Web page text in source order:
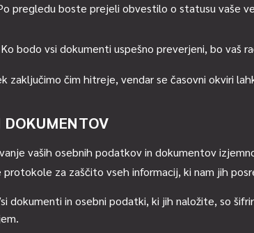
pregledu boste prejeli obvestilo o statusu vaše
Ko bodo vsi dokumenti uspešno preverjeni, bo vaš
zaključimo čim hitreje, vendar se časovni okviri
vaših osebnih podatkov in dokumentov
za zaščito vseh informacij, ki nam jih
dokumenti in osebni podatki, ki jih naložite, so